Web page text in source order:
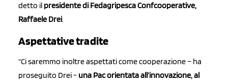
detto il presidente di Fedagripesca Confcooperative,
Raffaele Drei.
Aspettative tradite
“Ci saremmo inoltre aspettati come cooperazione – ha
proseguito Drei - una Pac orientata all’innovazione, al